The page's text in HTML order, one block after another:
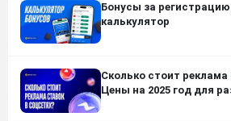
Бонусы за
калькулятор
Сколько стоит
Цены на 2025 год для